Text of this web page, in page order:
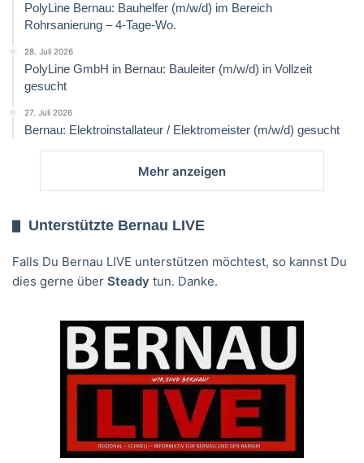
PolyLine Bernau: Bauhelfer (m/w/d) im Bereich
Rohrsanierung – 4-Tage-Wo.
28. Juli 2026
PolyLine GmbH in Bernau: Bauleiter (m/w/d) in Vollzeit
gesucht
27. Juli 2026
Bernau: Elektroinstallateur / Elektromeister (m/w/d) gesucht
Mehr anzeigen
Unterstützte Bernau LIVE
Falls Du Bernau LIVE unterstützen möchtest, so kannst Du
dies gerne über Steady tun. Danke.